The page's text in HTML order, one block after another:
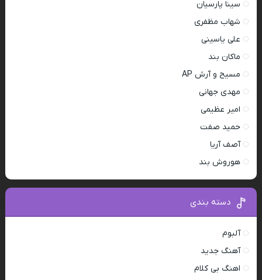
سینا پارسیان
شهاب مظفری
علی یاسینی
ماکان بند
مسیح و آرش AP
مهدی جهانی
امیر عظیمی
حمید صفت
آصف آریا
هوروش بند
دسته بندی
آلبوم
آهنگ جدید
اهنگ بی کلام